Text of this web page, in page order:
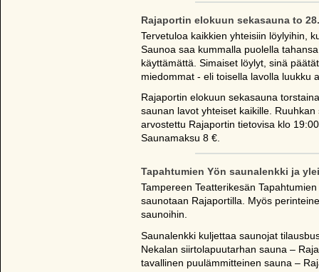
Rajaportin elokuun sekasauna to
Tervetuloa kaikkien yhteisiin löylyihin,
Saunoa saa kummalla puolella
käyttämättä. Simaiset löylyt, sinä
miedommat - eli toisella lavolla luukku
Rajaportin elokuun sekasauna
saunan lavot yhteiset kaikille.
arvostettu Rajaportin tietovisa klo
Saunamaksu 8 €.
Tapahtumien Yön saunalenkki ja
Tampereen Teatterikesän
saunotaan Rajaportilla. Myös
saunoihin.
Saunalenkki kuljettaa saunojat
Nekalan siirtolapuutarhan sauna –
tavallinen puulämmitteinen sauna –